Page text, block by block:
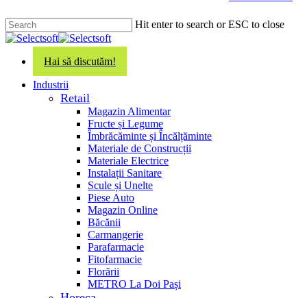
content
Hit enter to search or ESC to close
Close
Search
Hai să discutăm!
search
Menu Industrii
Retail
Magazin Alimentar
Fructe și Legume
Îmbrăcăminte și Încălțăminte
Materiale de Construcții
Materiale Electrice
Instalații Sanitare
Scule și Unelte
Piese Auto
Magazin Online
Băcănii
Carmangerie
Parafarmacie
Fitofarmacie
Florării
METRO La Doi Pași